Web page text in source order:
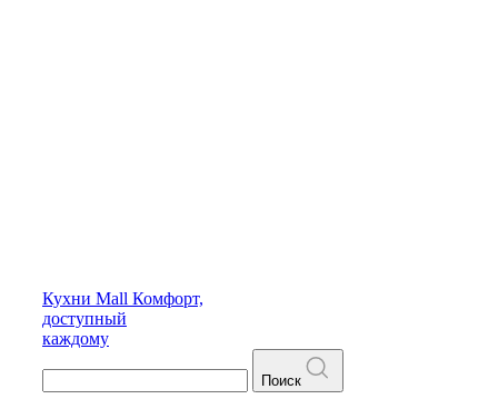
Кухни Mall Комфорт,
доступный
каждому
Поиск